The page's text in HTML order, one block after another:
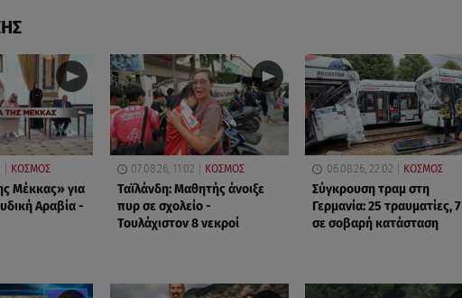
ΚΟΣΜΟΣ
Μέκκας» για
Αραβία -
07.08.26, 11:02 ΚΟΣΜΟΣ
Ταϊλάνδη: Μαθητής άνοιξε
πυρ σε σχολείο -
Τουλάχιστον 8 νεκροί
06.08.26, 22:02 ΚΟΣΜΟΣ
Σύγκρουση τραμ στη
Γερμανία: 25 τραυματίες, 7
σε σοβαρή κατάσταση